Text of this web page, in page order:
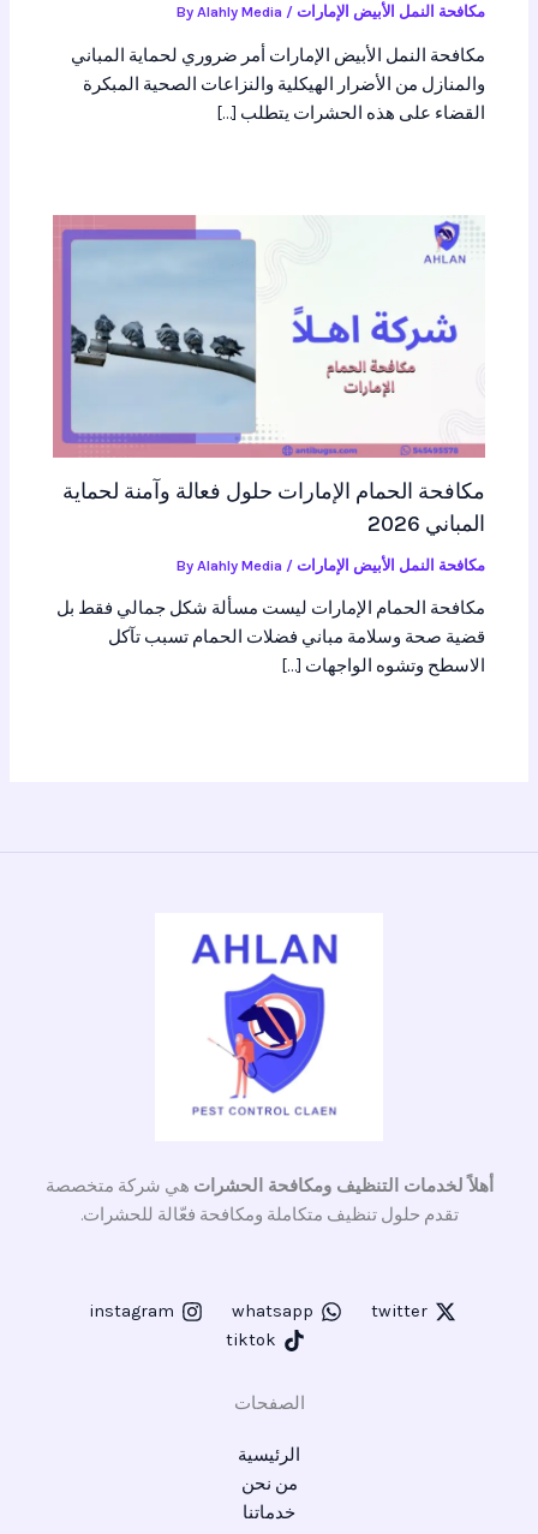
مكافحة النمل الأبيض الإمارات / By
Alahly Media
مكافحة النمل الأبيض الإمارات أمر ضروري لحماية المباني
والمنازل من الأضرار الهيكلية والنزاعات الصحية المبكرة
القضاء على هذه الحشرات يتطلب […]
مكافحة الحمام الإمارات حلول فعالة وآمنة لحماية
المباني 2026
مكافحة النمل الأبيض الإمارات / By
Alahly Media
مكافحة الحمام الإمارات ليست مسألة شكل جمالي فقط بل
قضية صحة وسلامة مباني فضلات الحمام تسبب تآكل
الاسطح وتشوه الواجهات […]
أهلاً لخدمات التنظيف ومكافحة الحشرات هي شركة متخصصة
تقدم حلول تنظيف متكاملة ومكافحة فعّالة للحشرات.
twitter
whatsapp
instagram
tiktok
الصفحات
الرئيسية
من نحن
خدماتنا